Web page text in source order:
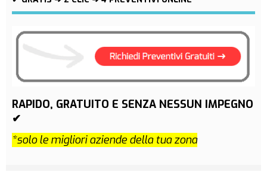
RAPIDO, GRATUITO E SENZA NESSUN IMPEGNO
✔
*solo le migliori aziende della tua zona